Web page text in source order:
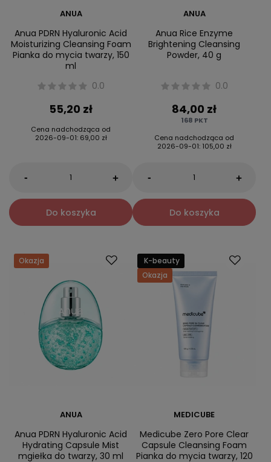
ANUA
Anua PDRN Hyaluronic Acid
Moisturizing Cleansing Foam
Pianka do mycia twarzy, 150
ml
0.0
55,20 zł
Cena nadchodząca od
2026-09-01: 69,00 zł
- +
Do koszyka
ANUA
Anua Rice Enzyme
Brightening Cleansing
Powder, 40 g
0.0
84,00 zł
168 PKT
Cena nadchodząca od
2026-09-01: 105,00 zł
- +
Do koszyka
Okazja
ANUA
Anua PDRN Hyaluronic Acid
Hydrating Capsule Mist
mgiełka do twarzy, 30 ml
K-beauty
Okazja
MEDICUBE
Medicube Zero Pore Clear
Capsule Cleansing Foam
Pianka do mycia twarzy, 120